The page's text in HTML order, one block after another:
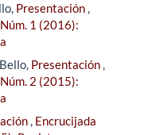
Presentación,
1 (2016):
Presentación,
2 (2015):
, Encrucijada